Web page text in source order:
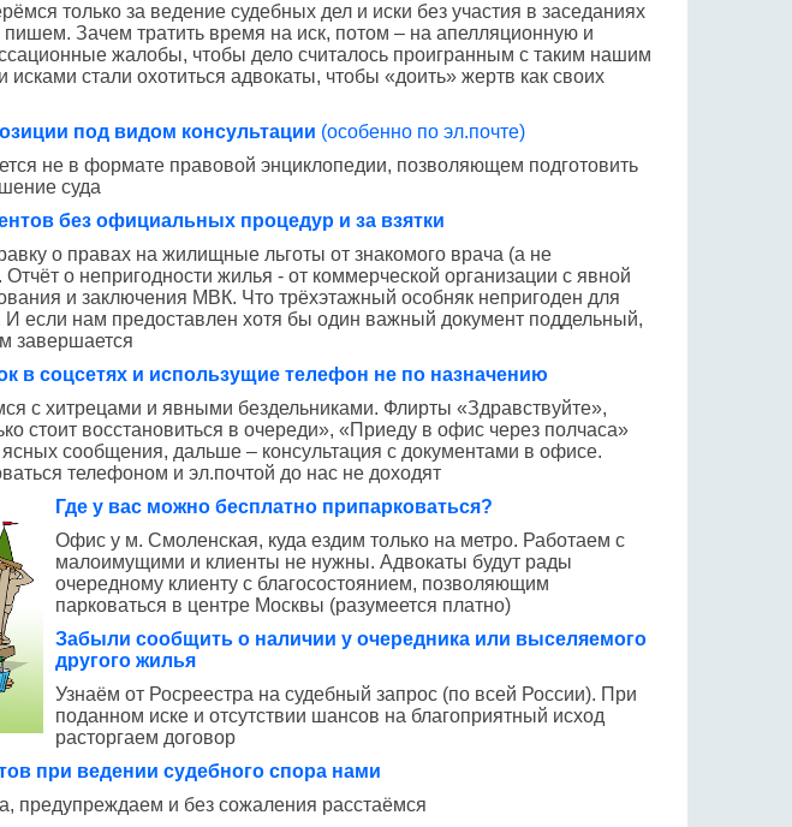
только за ведение судебных дел и иски без участия в заседаниях
пишем. Зачем тратить время на иск, потом – на апелляционную и
жалобы, чтобы дело считалось проигранным с таким нашим
стали охотиться адвокаты, чтобы «доить» жертв как своих
под видом консультации (особенно по эл.почте)
не в формате правовой энциклопедии, позволяющем подготовить
суда
без официальных процедур и за взятки
о правах на жилищные льготы от знакомого врача (а не
о непригодности жилья - от коммерческой организации с явной
и заключения МВК. Что трёхэтажный особняк непригоден для
И если нам предоставлен хотя бы один важный документ поддельный,
завершается
в соцсетях и использущие телефон не по назначению
с хитрецами и явными бездельниками. Флирты «Здравствуйте»,
стоит восстановиться в очереди», «Приеду в офис через полчаса»
сообщения, дальше – консультация с документами в офисе.
телефоном и эл.почтой до нас не доходят
Где у вас можно бесплатно припарковаться?
Офис у м. Смоленская, куда ездим только на метро. Работаем с
малоимущими и клиенты не нужны. Адвокаты будут рады
очередному клиенту с благосостоянием, позволяющим
парковаться в центре Москвы (разумеется платно)
Забыли сообщить о наличии у очередника или выселяемого
другого жилья
Узнаём от Росреестра на судебный запрос (по всей России). При
поданном иске и отсутствии шансов на благоприятный исход
расторгаем договор
при ведении судебного спора нами
предупреждаем и без сожаления расстаёмся